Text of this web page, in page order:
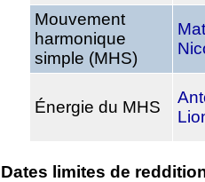
Mouvement
harmonique
simple (MHS)
Énergie du MHS
Dates limites de